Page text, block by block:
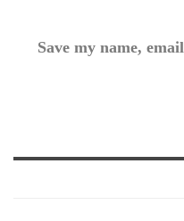
Save my name,